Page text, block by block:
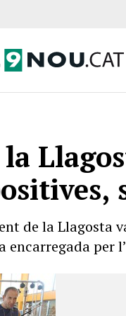
de la Llagosta
per